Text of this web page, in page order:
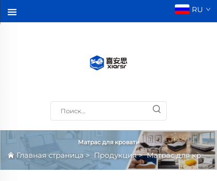
RU
Матрас для кровати
Главная страница> Продукция>Матрас для кровати